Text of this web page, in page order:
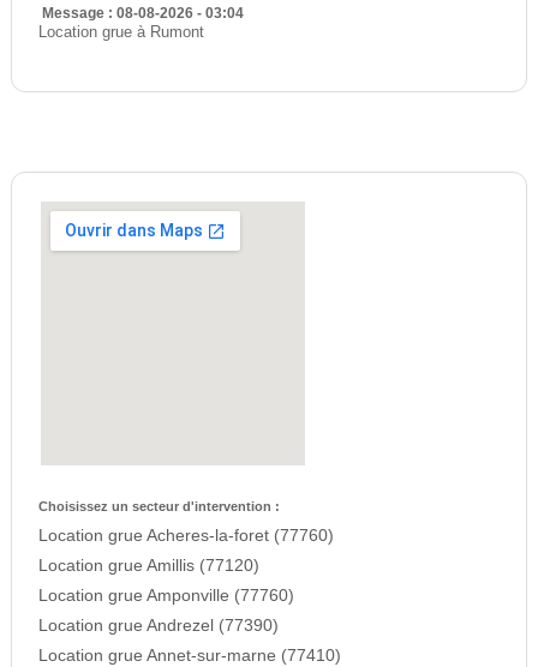
Message : 08-08-2026 - 03:04
Location grue à Rumont
Choisissez un secteur d'intervention :
Location grue Acheres-la-foret (77760)
Location grue Amillis (77120)
Location grue Amponville (77760)
Location grue Andrezel (77390)
Location grue Annet-sur-marne (77410)